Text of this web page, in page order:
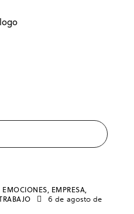
EMOCIONES, EMPRESA,
6 de agosto de